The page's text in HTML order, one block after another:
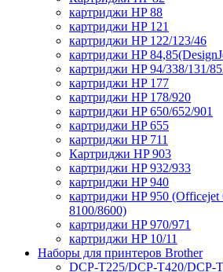
картриджи HP 88
картриджи HP 121
картриджи HP 122/123/46
картриджи HP
картриджи HP 94/338/131/
картриджи HP 177
картриджи HP 178/920
картриджи HP 650/652/901
картриджи HP 655
картриджи HP 711
Картриджи HP 903
картриджи HP 932/933
картриджи HP 940
картриджи HP 950 (Officejet
8100/8600)
картриджи HP 970/971
картриджи HP 10/11
Наборы для принтеров Brother
DCP-T225/DCP-T420/DCP-